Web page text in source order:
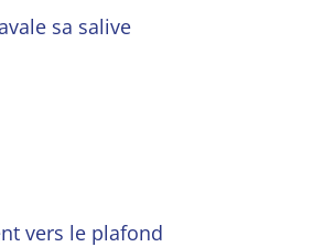
sa salive
vers le plafond